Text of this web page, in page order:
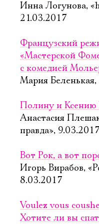
Инна Логунова,
21.03.2017
Французский
«Мастерской
с комедией
Мария
Полину и Ксению
Анастасия
правда», 9.03.2017
Вот Рок, а вот
Игорь Вирабов,
8.03.2017
Voulez vous
Хотите ли вы